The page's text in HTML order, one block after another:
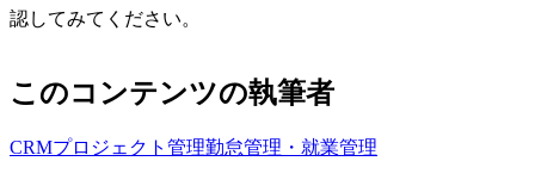
認してみてください。
このコンテンツの執筆者
CRMプロジェクト管理勤怠管理・就業管理